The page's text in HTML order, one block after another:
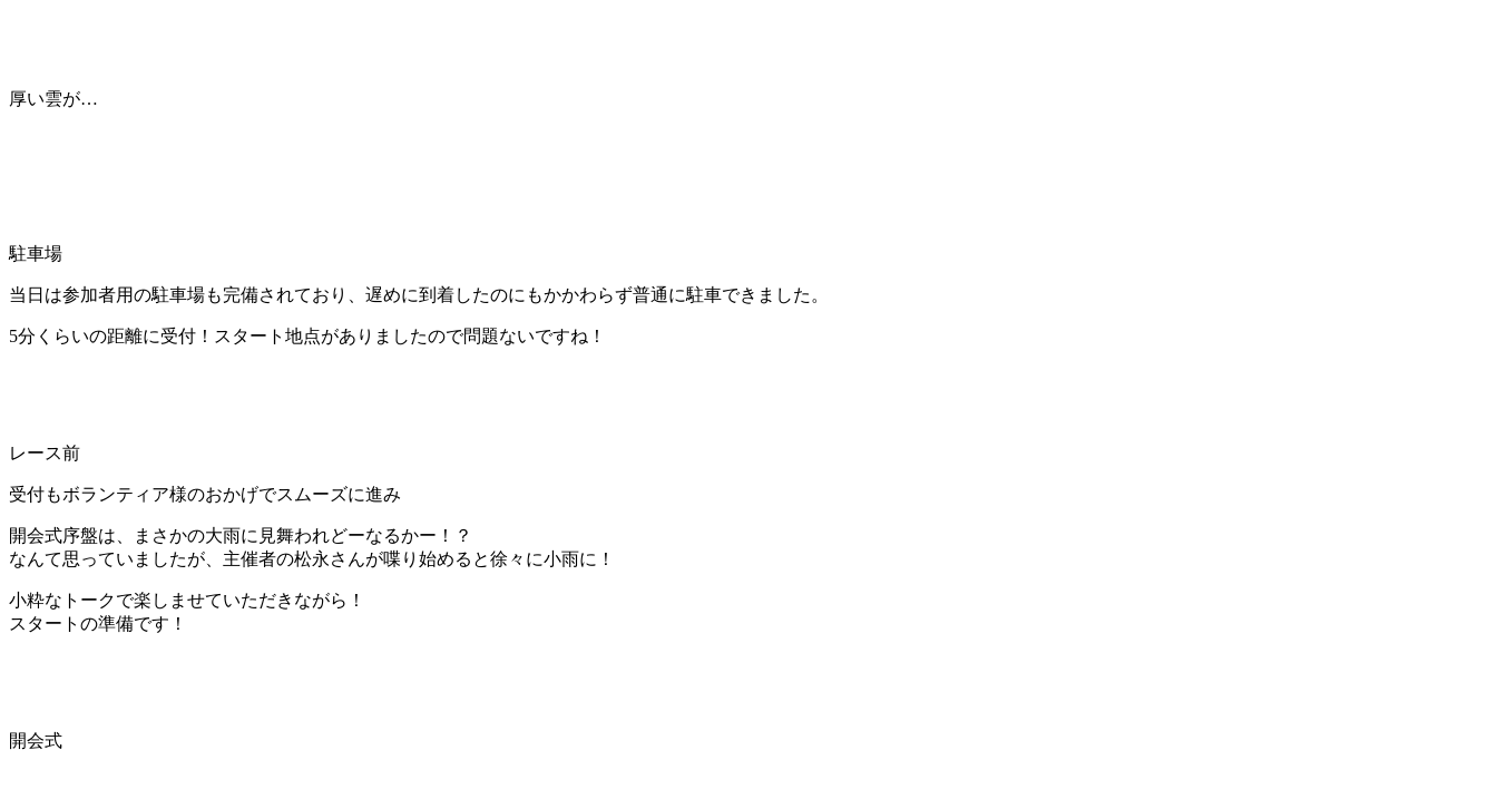
厚い雲が…
駐車場
当日は参加者用の駐車場も完備されており、遅めに到着したのにもかかわらず普通に駐車できました。
5分くらいの距離に受付！スタート地点がありましたので問題ないですね！
レース前
受付もボランティア様のおかげでスムーズに進み
開会式序盤は、まさかの大雨に見舞われどーなるかー！？
なんて思っていましたが、主催者の松永さんが喋り始めると徐々に小雨に！
小粋なトークで楽しませていただきながら！
スタートの準備です！
開会式